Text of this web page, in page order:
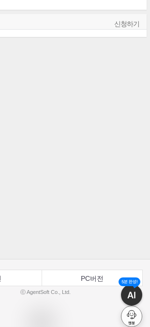
신청하기
PC버전
ⓒ AgentSoft Co., Ltd.
5분 완성!
AI
챗봇